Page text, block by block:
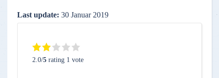
Last update: 30 Januar 2019
2.0/5 rating 1 vote